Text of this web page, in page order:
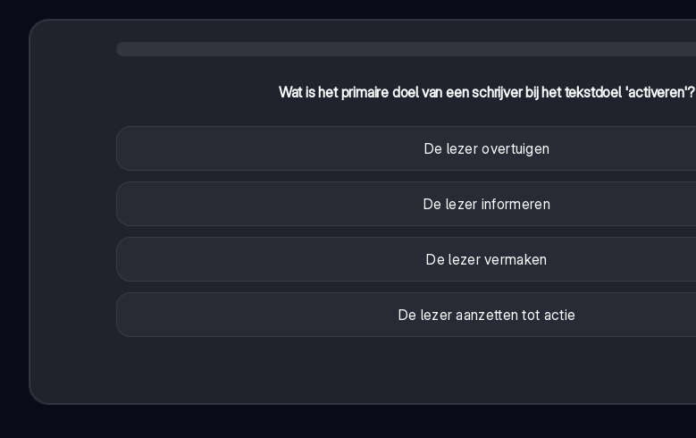
Wat is het primaire doel van een schrijver bij het tekstdoel 'activeren'?
De lezer overtuigen
De lezer informeren
De lezer vermaken
De lezer aanzetten tot actie